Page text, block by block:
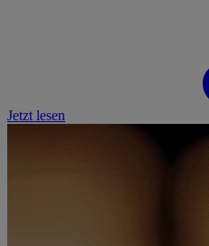
Jetzt lesen